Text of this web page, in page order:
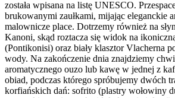
została wpisana na listę UNESCO.
brukowanymi zaułkami, mijając eleganckie
malownicze place. Dotrzemy również na
Kanoni, skąd roztacza się widok na
(Pontikonisi) oraz biały klasztor Vlacherna
wody. Na zakończenie dnia znajdziemy
aromatycznego ouzo lub kawę w jednej z
obiad, podczas którego spróbujemy dwóch
korfiańskich dań: sofrito (plastry wołowiny